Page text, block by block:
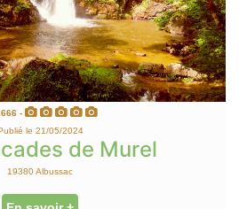
-
le 21/05/2024
de Murel
19380 Albussac